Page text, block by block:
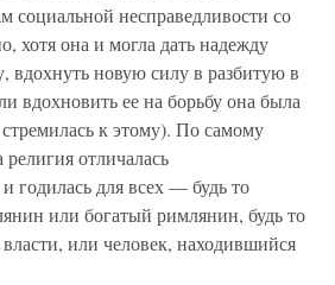
социальной несправедливости со
хотя она и могла дать надежду
вдохнуть новую силу в разбитую в
вдохновить ее на борьбу она была
к этому). По самому
религия отличалась
годилась для всех — будь то
или богатый римлянин, будь то
или человек, находившийся